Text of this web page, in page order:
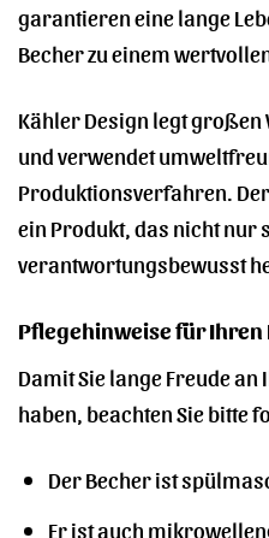
garantieren eine lange
Becher zu einem
Kähler Design legt
und verwendet
Produktionsverfahren.
ein Produkt, das nicht nur
verantwortungsbewusst
Pflegehinweise für Ihren
Damit Sie lange Freude
haben, beachten Sie bitte
Der Becher ist
Er ist auch